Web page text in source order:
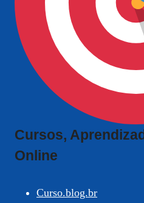
Cursos,
Online
Curso.blog.br